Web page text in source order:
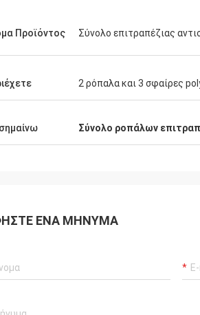
είμαστε πολύ καλοί
για την εργασία σας
Προϊόντος Σύνολο επιτραπέζιας
2 ρόπαλα και 3 σφαίρες
Σύνολο ροπάλων
ΈΝΑ ΜΉΝΥΜΑ